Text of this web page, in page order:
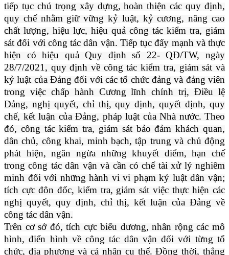
tiếp tục chú trọng xây dựng, hoàn thiện các quy định,
quy chế nhằm giữ vững kỷ luật, kỷ cương, nâng cao
chất lượng, hiệu lực, hiệu quả công tác kiểm tra, giám
sát đối với công tác dân vận. Tiếp tục đẩy mạnh và thực
hiện có hiệu quả Quy định số 22- QĐ/TW, ngày
28/7/2021, quy định về công tác kiểm tra, giám sát và
kỷ luật của Đảng đối với các tổ chức đảng và đảng viên
trong việc chấp hành Cương lĩnh chính trị, Điều lệ
Đảng, nghị quyết, chỉ thị, quy định, quyết định, quy
chế, kết luận của Đảng, pháp luật của Nhà nước. Theo
đó, công tác kiểm tra, giám sát bảo đảm khách quan,
dân chủ, công khai, minh bạch, tập trung và chủ động
phát hiện, ngăn ngừa những khuyết điểm, hạn chế
trong công tác dân vận và cần có chế tài xử lý nghiêm
minh đối với những hành vi vi phạm kỷ luật dân vận;
tích cực đôn đốc, kiểm tra, giám sát việc thực hiện các
nghị quyết, quy định, chỉ thị, kết luận của Đảng về
công tác dân vận.
Trên cơ sở đó, tích cực biểu dương, nhân rộng các mô
hình, điển hình về công tác dân vận đối với từng tổ
chức, địa phương và cá nhân cụ thể. Đồng thời, thẳng